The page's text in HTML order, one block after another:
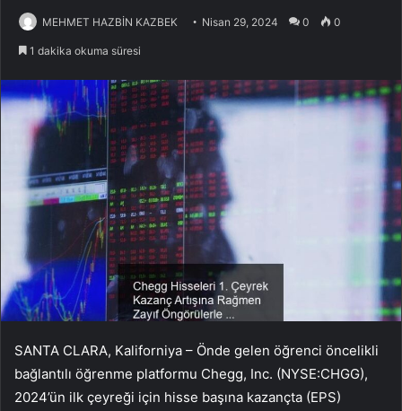
MEHMET HAZBİN KAZBEK Nisan 29, 2024 0 0
1 dakika okuma süresi
SANTA CLARA, Kaliforniya – Önde gelen öğrenci öncelikli
bağlantılı öğrenme platformu Chegg, Inc. (NYSE:CHGG),
2024’ün ilk çeyreği için hisse başına kazançta (EPS)